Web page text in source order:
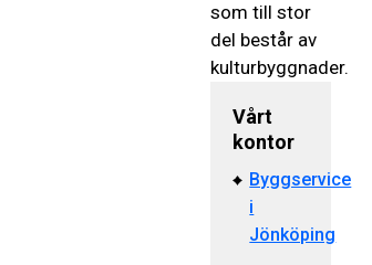
som till stor
del består av
kulturbyggnader.
Vårt
kontor
Byggservice
i
Jönköping